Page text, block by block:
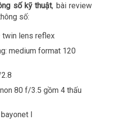
số kỹ thuật, bài review
số:
twin lens reflex
medium format 120
80 f/3.5 gồm 4 thấu
I